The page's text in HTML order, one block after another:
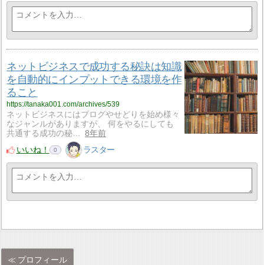
ネットビジネスで成功する秘訣は知識
を自動的にインプットできる環境を作
ること
https://tanaka001.com/archives/539
ネットビジネスにはブログやせどりを始め様々
なジャンルがありますが、 何をやるにしても
共通する成功の秘…
8年前
いいね！
0 ラスター
プロフィール